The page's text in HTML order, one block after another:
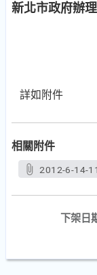
新北市政府辦
詳如附件
相關附件
2012-6-14-
下架日